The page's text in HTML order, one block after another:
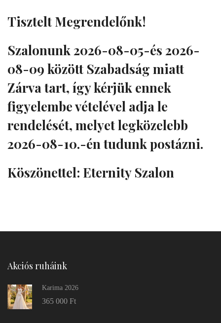
Tisztelt Megrendelőnk!
Szalonunk 2026-08-05-és 2026-
08-09 között Szabadság miatt
Zárva tart, így kérjük ennek
figyelembe vételével adja le
rendelését, melyet legközelebb
2026-08-10.-én tudunk postázni.
Köszönettel: Eternity Szalon
Akciós ruháink
Karima 2026
365 000 Ft